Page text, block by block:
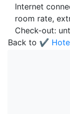
Internet
room rate,
Check-out:
Back to ✔️